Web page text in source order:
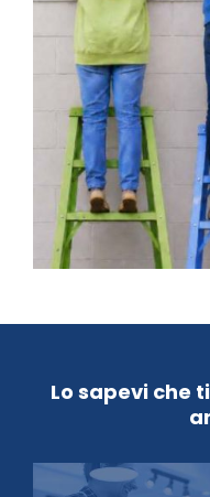
Lo sapevi che